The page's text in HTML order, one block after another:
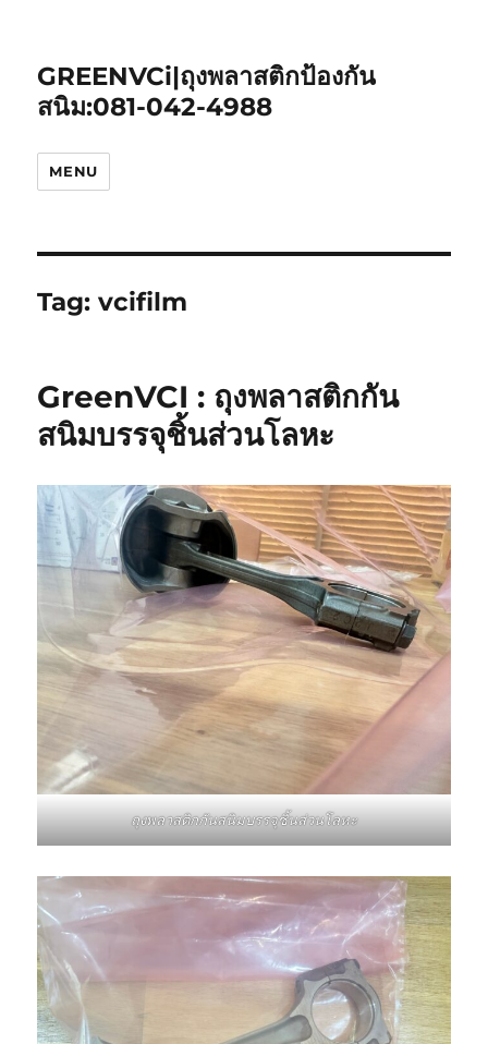
GREENVCi|ถุงพลาสติกป้องกัน
สนิม:081-042-4988
MENU
Tag:vcifilm
GreenVCI : ถุงพลาสติกกัน
สนิมบรรจุชิ้นส่วนโลหะ
ถุงพลาสติกกันสนิมบรรจุชิ้นส่วนโลหะ